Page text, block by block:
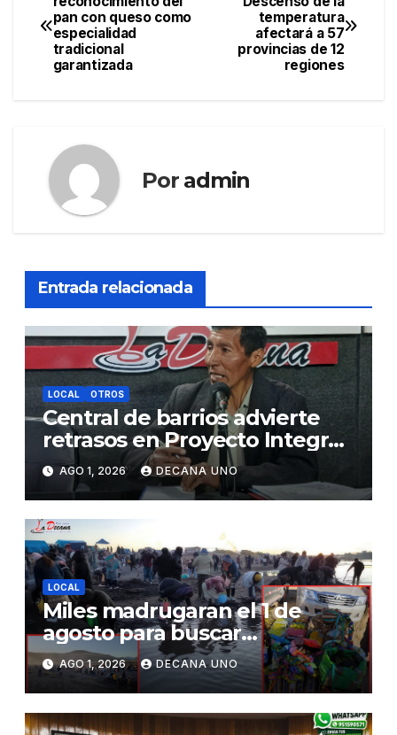
de
entradas
temperatura
afectará a 57
provincias de 12
regiones
pan con queso como
especialidad
tradicional
garantizada
Por admin
Entrada relacionada
LOCAL OTROS
Central de barrios advierte
retrasos en Proyecto Integral
de Agua y Alcantarillado para
Juliaca
AGO 1, 2026 DECANA UNO
LOCAL
Miles madrugaran el 1 de
agosto para buscar
piedrecillas en los ríos y
realizar la challa por la
riqueza y la prosperidad
AGO 1, 2026 DECANA UNO